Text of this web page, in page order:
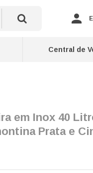
Central de
em Inox 40
Prata e